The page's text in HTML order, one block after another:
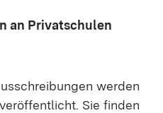
an Privatschulen
werden
Sie finden